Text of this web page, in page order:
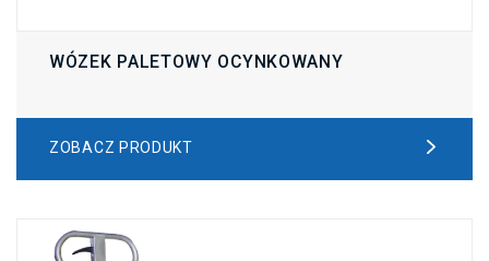
WÓZEK PALETOWY OCYNKOWANY
ZOBACZ PRODUKT